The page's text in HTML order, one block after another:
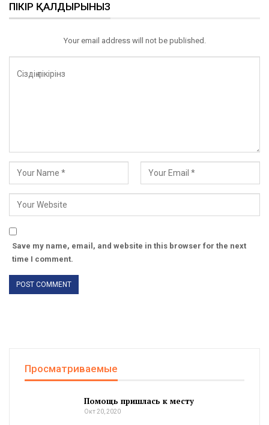
ПІКІР ҚАЛДЫРЫНЫЗ
Your email address will not be published.
Save my name, email, and website in this browser for the next
time I comment.
Просматриваемые
Помощь пришлась к месту
Окт 20, 2020